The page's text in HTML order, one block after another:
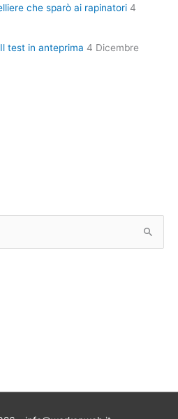
che sparò ai rapinatori 4
test in anteprima 4 Dicembre